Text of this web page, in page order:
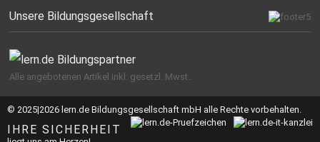
Unsere Bildungsgesellschaft
Alle angebotenen Artikel inkl. gesetzl. Mwst..
© 2025|2026 lern.de Bildungsgesellschaft mbH alle Rechte vorbehalten.
IHRE SICHERHEIT